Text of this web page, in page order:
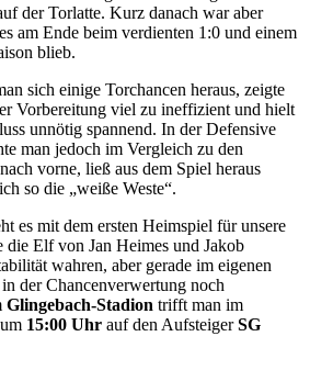
der Torlatte. Kurz danach war aber
am Ende beim verdienten 1:0 und einem
blieb.
sich einige Torchancen heraus, zeigte
Vorbereitung viel zu ineffizient und hielt
unnötig spannend. In der Defensive
man jedoch im Vergleich zu den
vorne, ließ aus dem Spiel heraus
so die „weiße Weste“.
es mit dem ersten Heimspiel für unsere
die Elf von Jan Heimes und Jakob
wahren, aber gerade im eigenen
der Chancenverwertung noch
Glingebach-Stadion trifft man im
15:00 Uhr auf den AufsteigerSG